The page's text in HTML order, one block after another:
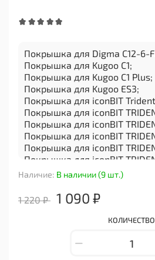
Наличие: В наличии (9 шт.)
1 220 ₽ 1 090 ₽
КОЛИЧЕСТВО
Покрышка для Digma C12-6-
Покрышка для Kugoo C1;
Покрышка для Kugoo C1 Plus;
Покрышка для Kugoo ES3;
Покрышка для iconBIT
Покрышка для iconBIT
Покрышка для iconBIT
Покрышка для iconBIT
Покрышка для iconBIT
Покрышка для iconBIT
Покрышка для iconBIT
Покрышка для iconBIT
Покрышка для iconBIT
Покрышка для iconBIT
Покрышка 12 1/2 x 2 1/4 (62-
120, Digma C12